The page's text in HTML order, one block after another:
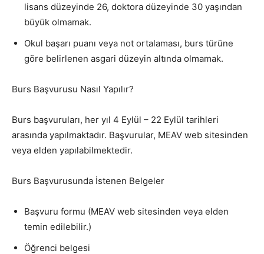
lisans düzeyinde 26, doktora düzeyinde 30 yaşından
büyük olmamak.
Okul başarı puanı veya not ortalaması, burs türüne
göre belirlenen asgari düzeyin altında olmamak.
Burs Başvurusu Nasıl Yapılır?
Burs başvuruları, her yıl 4 Eylül – 22 Eylül tarihleri
arasında yapılmaktadır. Başvurular, MEAV web sitesinden
veya elden yapılabilmektedir.
Burs Başvurusunda İstenen Belgeler
Başvuru formu (MEAV web sitesinden veya elden
temin edilebilir.)
Öğrenci belgesi